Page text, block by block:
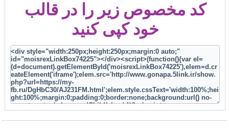
کد مخصوص زیر را در قالب
خود کپی کنید